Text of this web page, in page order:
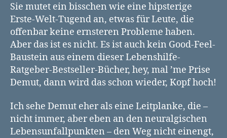
Sie mutet ein bisschen wie eine hipsterige
Erste-Welt-Tugend an, etwas für Leute, die
offenbar keine ernsteren Probleme haben.
Aber das ist es nicht. Es ist auch kein Good-Feel-
Baustein aus einem dieser Lebenshilfe-
Ratgeber-Bestseller-Bücher, hey, mal ’me Prise
Demut, dann wird das schon wieder, Kopf hoch!
Ich sehe Demut eher als eine Leitplanke, die –
nicht immer, aber eben an den neuralgischen
Lebensunfallpunkten – den Weg nicht einengt,